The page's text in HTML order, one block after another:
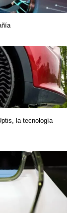
la tecnología